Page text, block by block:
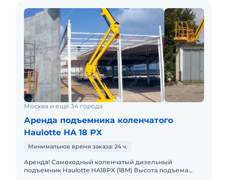
Москва и ещё 34 города
Аренда подъемника коленчатого
Haulotte HA 18 PX
Минимальное время заказа: 24 ч.
Аренда! Самоходный коленчатый дизельный
подъемник Haulotte HA18PX (18M) Высота подъема